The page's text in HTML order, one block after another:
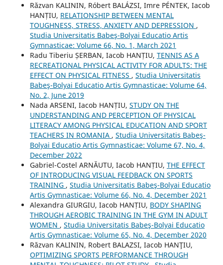
Răzvan KALININ, Róbert BALÁZSI, Imre PÉNTEK, Iacob
HANȚIU, RELATIONSHIP BETWEEN MENTAL
TOUGHNESS, STRESS, ANXIETY AND DEPRESSION ,
Studia Universitatis Babeş-Bolyai Educatio Artis
Gymnasticae: Volume 66, No. 1, March 2021
Radu Tiberiu ȘERBAN, Iacob HANȚIU, TENNIS AS A
RECREATIONAL PHYSICAL ACTIVITY FOR ADULTS: THE
EFFECT ON PHYSICAL FITNESS , Studia Universitatis
Babeş-Bolyai Educatio Artis Gymnasticae: Volume 64,
No. 2, June 2019
Nada ARSENI, Iacob HANȚIU, STUDY ON THE
UNDERSTANDING AND PERCEPTION OF PHYSICAL
LITERACY AMONG PHYSICAL EDUCATION AND SPORT
TEACHERS IN ROMANIA , Studia Universitatis Babeş-
Bolyai Educatio Artis Gymnasticae: Volume 67, No. 4,
December 2022
Gabriel-Costel ARNĂUTU, Iacob HANȚIU, THE EFFECT
OF INTRODUCING VISUAL FEEDBACK ON SPORTS
TRAINING , Studia Universitatis Babeş-Bolyai Educatio
Artis Gymnasticae: Volume 66, No. 4, December 2021
Alexandra GIURGIU, Iacob HANȚIU, BODY SHAPING
THROUGH AEROBIC TRAINING IN THE GYM IN ADULT
WOMEN , Studia Universitatis Babeş-Bolyai Educatio
Artis Gymnasticae: Volume 65, No. 4, December 2020
Răzvan KALININ, Robert BALAZSI, Iacob HANŢIU,
OPTIMIZING SPORTS PERFORMANCE THROUGH